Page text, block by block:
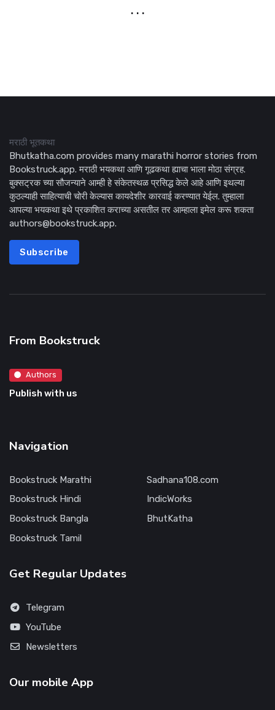
. . .
मराठी भूतकथा
Bhutkatha.com provides many marathi horror stories from
Bookstruck.app. मराठी भयकथा आणि गूढकथा ह्याचा भाला मोठा संग्रह.
बुक्सट्रक च्या सौजन्याने आम्ही हे संकेतस्थळ प्रसिद्ध केले आहे आणि इथल्या
कुठल्याही साहित्याची चोरी केल्यास कायदेशीर कारवाई करण्यात येईल. तुम्हाला
आपल्या भयकथा इथे प्रकाशित कराच्या असतील तर आम्हाला इमेल करू शकता
authors@bookstruck.app.
Subscribe
From Bookstruck
Authors
Publish with us
Navigation
Bookstruck Marathi
Bookstruck Hindi
Bookstruck Bangla
Bookstruck Tamil
Sadhana108.com
IndicWorks
BhutKatha
Get Regular Updates
Telegram
YouTube
Newsletters
Our mobile App